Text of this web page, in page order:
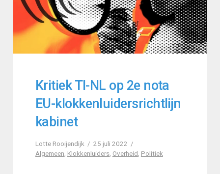
Kritiek TI-NL op 2e nota
EU-klokkenluidersrichtlijn
kabinet
Lotte Rooijendijk
25 juli 2022
Algemeen Klokkenluiders, Overheid Politiek